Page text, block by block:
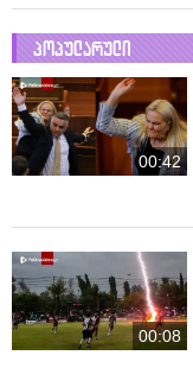
პოპულარული
00:42
00:08